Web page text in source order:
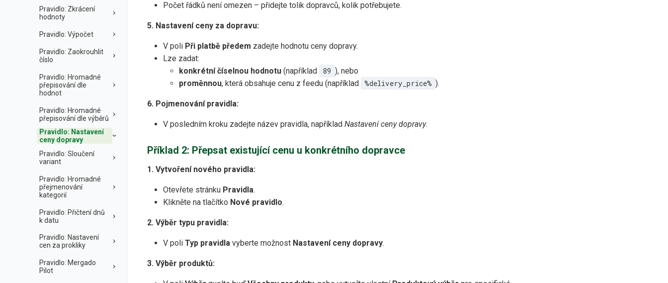
Pravidlo: Zkrácení
hodnoty
Pravidlo: Výpočet
Pravidlo: Zaokrouhlit
číslo
Pravidlo: Hromadné
přepisování dle
hodnot
Pravidlo: Hromadné
přepisování dle výběrů
Pravidlo: Nastavení
ceny dopravy
Pravidlo: Sloučení
variant
Pravidlo: Hromadné
přejmenování
kategorií
Pravidlo: Přičtení dnů
k datu
Pravidlo: Nastavení
cen za prokliky
Pravidlo: Mergado
Pilot
Počet řádků není omezen – přidejte tolik dopravců, kolik potřebujete.
5. Nastavení ceny za dopravu:
V poli Při platbě předem zadejte hodnotu ceny dopravy.
Lze zadat:
konkrétní číselnou hodnotu (například 89 ), nebo
proměnnou, která obsahuje cenu z feedu (například %delivery_price% ).
6. Pojmenování pravidla:
V posledním kroku zadejte název pravidla, například Nastavení ceny dopravy.
Příklad 2: Přepsat existující cenu u konkrétního dopravce
1. Vytvoření nového pravidla:
Otevřete stránku Pravidla.
Klikněte na tlačítko Nové pravidlo.
2. Výběr typu pravidla:
V poli Typ pravidla vyberte možnost Nastavení ceny dopravy.
3. Výběr produktů: